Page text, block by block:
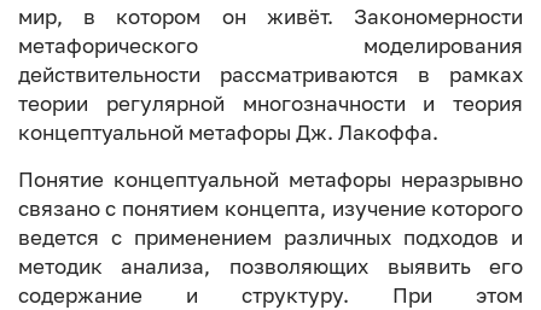
мир, в котором он живёт. Закономерности
метафорического моделирования
действительности рассматриваются в рамках
теории регулярной многозначности и теория
концептуальной метафоры Дж. Лакоффа.
Понятие концептуальной метафоры неразрывно
связано с понятием концепта, изучение которого
ведется с применением различных подходов и
методик анализа, позволяющих выявить его
содержание и структуру. При этом